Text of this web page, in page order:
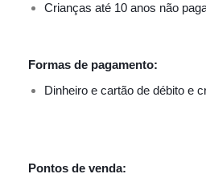
Crianças até 10 anos não
Formas de pagamento:
Dinheiro e cartão de débito e
Pontos de venda: